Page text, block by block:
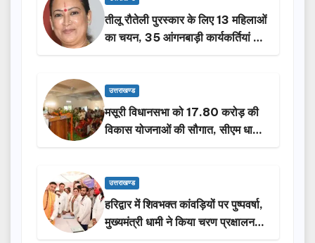
तीलू रौतेली पुरस्कार के लिए 13 महिलाओं
का चयन, 35 आंगनबाड़ी कार्यकर्तियां भी
होंगी सम्मानित…
उत्तराखण्ड
मसूरी विधानसभा को 17.80 करोड़ की
विकास योजनाओं की सौगात, सीएम धामी
ने किया लोकार्पण-शिलान्यास.
उत्तराखण्ड
हरिद्वार में शिवभक्त कांवड़ियों पर पुष्पवर्षा,
मुख्यमंत्री धामी ने किया चरण प्रक्षालन…